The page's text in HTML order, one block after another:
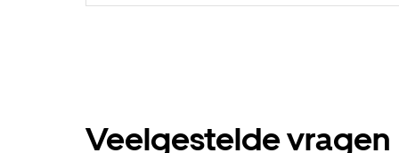
Veelgestelde vragen